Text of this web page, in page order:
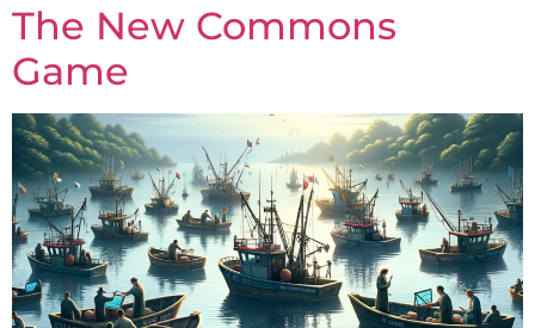
The New Commons
Game